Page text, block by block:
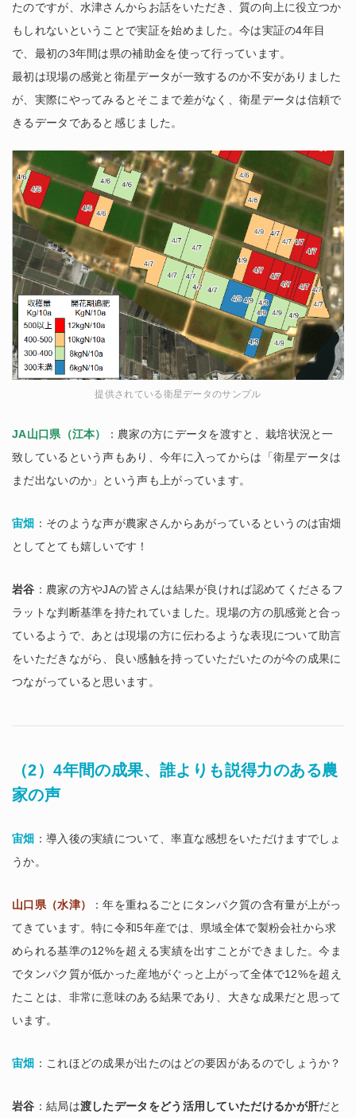
たのですが、水津さんからお話をいただき、質の向上に役立つか
もしれないということで実証を始めました。今は実証の4年目
で、最初の3年間は県の補助金を使って行っています。
最初は現場の感覚と衛星データが一致するのか不安がありました
が、実際にやってみるとそこまで差がなく、衛星データは信頼で
きるデータであると感じました。
提供されている衛星データのサンプル
JA山口県（江本）
：農家の方にデータを渡すと、栽培状況と一
致しているという声もあり、今年に入ってからは「衛星データは
まだ出ないのか」という声も上がっています。
宙畑 ：そのような声が農家さんからあがっているというのは宙畑
としてとても嬉しいです！
岩谷 ：農家の方やJAの皆さんは結果が良ければ認めてくださるフ
ラットな判断基準を持たれていました。現場の方の肌感覚と合っ
ているようで、あとは現場の方に伝わるような表現について助言
をいただきながら、良い感触を持っていただいたのが今の成果に
つながっていると思います。
（2）4年間の成果、誰よりも説得力のある農
家の声
宙畑 ：導入後の実績について、率直な感想をいただけますでしょ
うか。
山口県（水津）
：年を重ねるごとにタンパク質の含有量が上がっ
てきています。特に令和5年産では、県域全体で製粉会社から求
められる基準の12%を超える実績を出すことができました。今ま
でタンパク質が低かった産地がぐっと上がって全体で12%を超え
たことは、非常に意味のある結果であり、大きな成果だと思って
います。
宙畑 ：これほどの成果が出たのはどの要因があるのでしょうか？
岩谷 ：結局は渡したデータをどう活用していただけるかが肝だと